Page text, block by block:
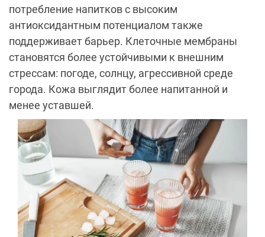
потребление напитков с высоким
антиоксидантным потенциалом также
поддерживает барьер. Клеточные мембраны
становятся более устойчивыми к внешним
стрессам: погоде, солнцу, агрессивной среде
города. Кожа выглядит более напитанной и
менее уставшей.